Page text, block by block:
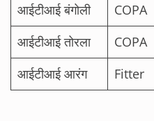
आईटीआई बंगोली COPA
आईटीआई तोरला
COPA
आईटीआई आरंग
Fitter